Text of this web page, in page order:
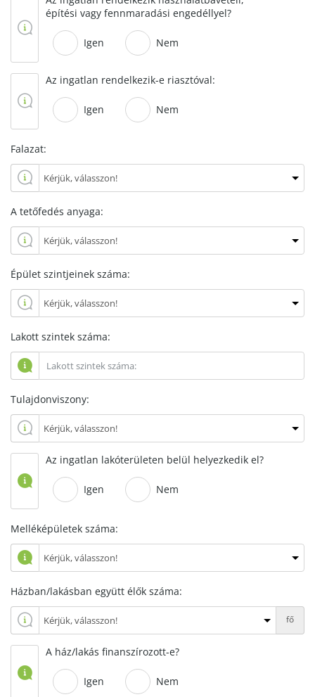
építési vagy fennmaradási engedéllyel?
Igen Nem
Az ingatlan rendelkezik-e riasztóval:
Igen Nem
Falazat:
A tetőfedés anyaga:
Épület szintjeinek száma:
Lakott szintek száma:
Tulajdonviszony:
Az ingatlan lakóterületen belül helyezkedik el?
Igen Nem
Melléképületek száma:
Házban/lakásban együtt élők száma:
fő
A ház/lakás finanszírozott-e?
Igen Nem